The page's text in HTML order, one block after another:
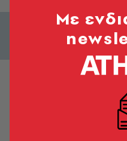
Εμφάνιση φίλτρων
Mε